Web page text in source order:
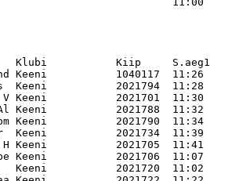
Klubi           Kiip     S.aeg1
Keeni           1040117  11:26
Keeni           2021794  11:28
V Keeni           2021701  11:30
Keeni           2021788  11:32
Keeni           2021790  11:34
Keeni           2021734  11:39
H Keeni           2021705  11:41
Keeni           2021706  11:07
Keeni           2021720  11:02